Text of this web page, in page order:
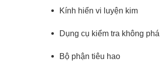
Kính hiển vi luyện kim
Bộ phận tiêu hao